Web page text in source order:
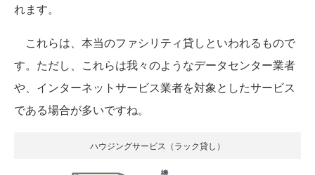
れます。
これらは、本当のファシリティ貸しといわれるもので
す。ただし、これらは我々のようなデータセンター業者
や、インターネットサービス業者を対象としたサービス
である場合が多いですね。
ハウジングサービス（ラック貸し）